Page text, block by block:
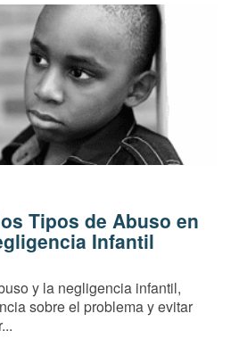
Tipos de Abuso en
Infantil
y la negligencia infantil,
sobre el problema y evitar